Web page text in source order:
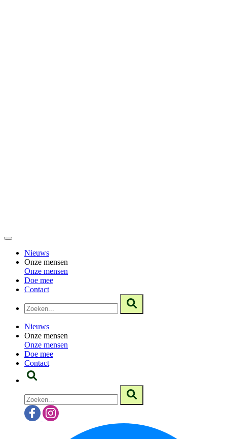
Nieuws
Onze mensen
Onze mensen
Doe mee
Contact
Nieuws
Onze mensen
Onze mensen
Doe mee
Contact